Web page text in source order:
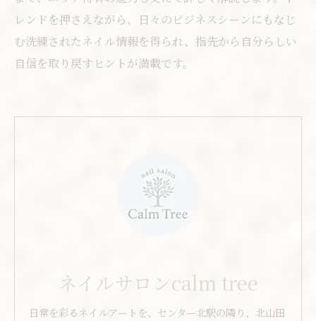
レンドを押さえながら、日々のビジネスシーンにもなじ
む洗練されたネイル情報を得られ、指先から自分らしい
自信を取り戻すヒントが満載です。
ネイルサロンcalm tree
日常を彩るネイルアートを、センター北駅の隣り、北山田